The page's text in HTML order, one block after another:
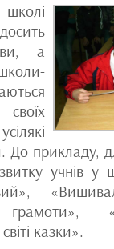
а
До прикладу,
учнів у
грамоти»,
казки».